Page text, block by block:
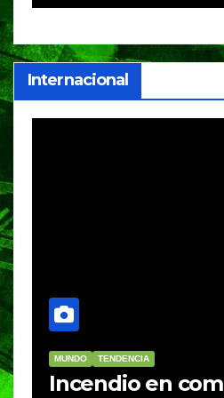
Internacional
MUNDO TENDENCIA
Incendio en